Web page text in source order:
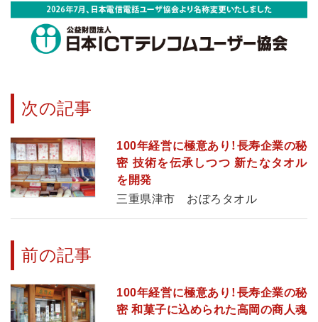
次の記事
100年経営に極意あり！長寿企業の秘
密 技術を伝承しつつ 新たなタオル
を開発
三重県津市 おぼろタオル
前の記事
100年経営に極意あり！長寿企業の秘
密 和菓子に込められた高岡の商人魂